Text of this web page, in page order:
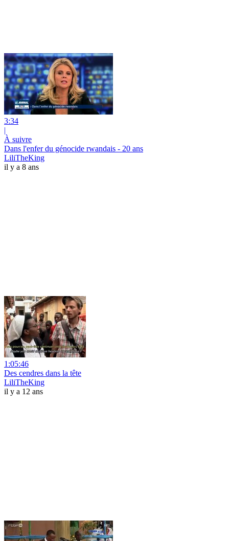
3:34
|
À suivre
Dans l'enfer du génocide rwandais - 20 ans
LiliTheKing
il y a 8 ans
1:05:46
Des cendres dans la tête
LiliTheKing
il y a 12 ans